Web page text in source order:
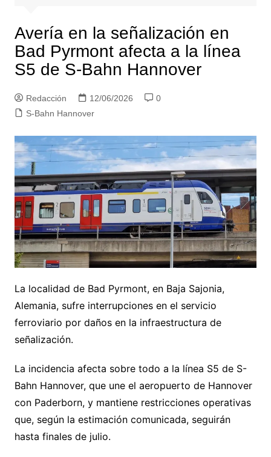
Avería en la señalización en
Bad Pyrmont afecta a la línea
S5 de S-Bahn Hannover
Redacción 12/06/2026
0
S-Bahn Hannover
La localidad de Bad Pyrmont, en Baja Sajonia,
Alemania, sufre interrupciones en el servicio
ferroviario por daños en la infraestructura de
señalización.
La incidencia afecta sobre todo a la línea S5 de S-
Bahn Hannover, que une el aeropuerto de Hannover
con Paderborn, y mantiene restricciones operativas
que, según la estimación comunicada, seguirán
hasta finales de julio.